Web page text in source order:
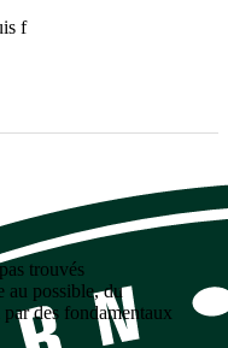
f
trouvés
au possible, du
des fondamentaux